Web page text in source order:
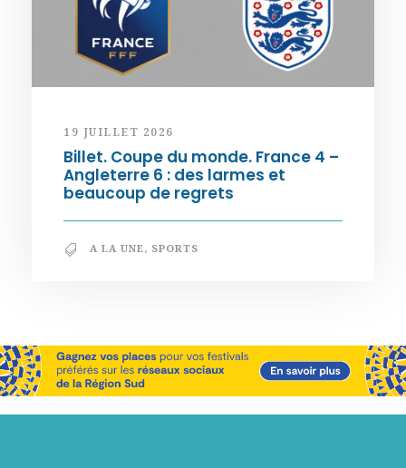
19 JUILLET 2026
Billet. Coupe du monde. France 4 –
Angleterre 6 : des larmes et
beaucoup de regrets
A LA UNE, SPORTS